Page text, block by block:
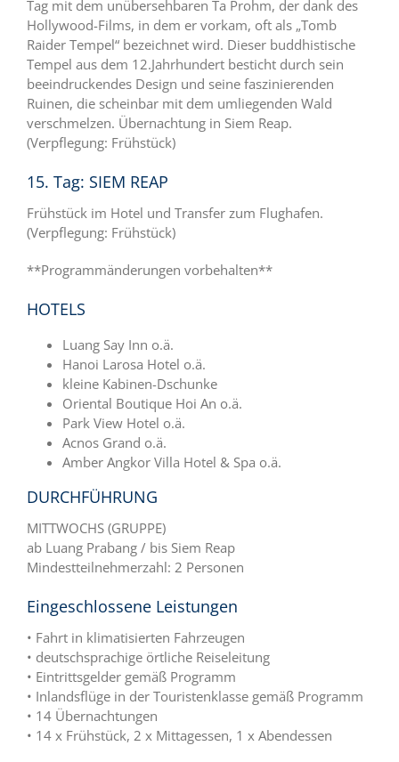
Tag mit dem unübersehbaren Ta Prohm, der dank des
Hollywood-Films, in dem er vorkam, oft als „Tomb
Raider Tempel“ bezeichnet wird. Dieser buddhistische
Tempel aus dem 12.Jahrhundert besticht durch sein
beeindruckendes Design und seine faszinierenden
Ruinen, die scheinbar mit dem umliegenden Wald
verschmelzen. Übernachtung in Siem Reap.
(Verpflegung: Frühstück)
15. Tag: SIEM REAP
Frühstück im Hotel und Transfer zum Flughafen.
(Verpflegung: Frühstück)
**Programmänderungen vorbehalten**
HOTELS
Luang Say Inn o.ä.
Hanoi Larosa Hotel o.ä.
kleine Kabinen-Dschunke
Oriental Boutique Hoi An o.ä.
Park View Hotel o.ä.
Acnos Grand o.ä.
Amber Angkor Villa Hotel & Spa o.ä.
DURCHFÜHRUNG
MITTWOCHS (GRUPPE)
ab Luang Prabang / bis Siem Reap
Mindestteilnehmerzahl: 2 Personen
Eingeschlossene Leistungen
• Fahrt in klimatisierten Fahrzeugen
• deutschsprachige örtliche Reiseleitung
• Eintrittsgelder gemäß Programm
• Inlandsflüge in der Touristenklasse gemäß Programm
• 14 Übernachtungen
• 14 x Frühstück, 2 x Mittagessen, 1 x Abendessen